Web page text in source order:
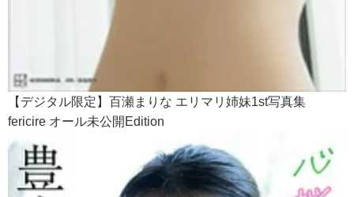
【デジタル限定】百瀬まりな エリマリ姉妹1st写真集
fericire オール未公開Edition